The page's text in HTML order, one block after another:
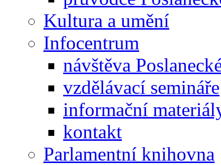
Kultura a umění
Infocentrum
návštěva
vzdělávací semináře
informační
kontakt
Parlamentní knihovna